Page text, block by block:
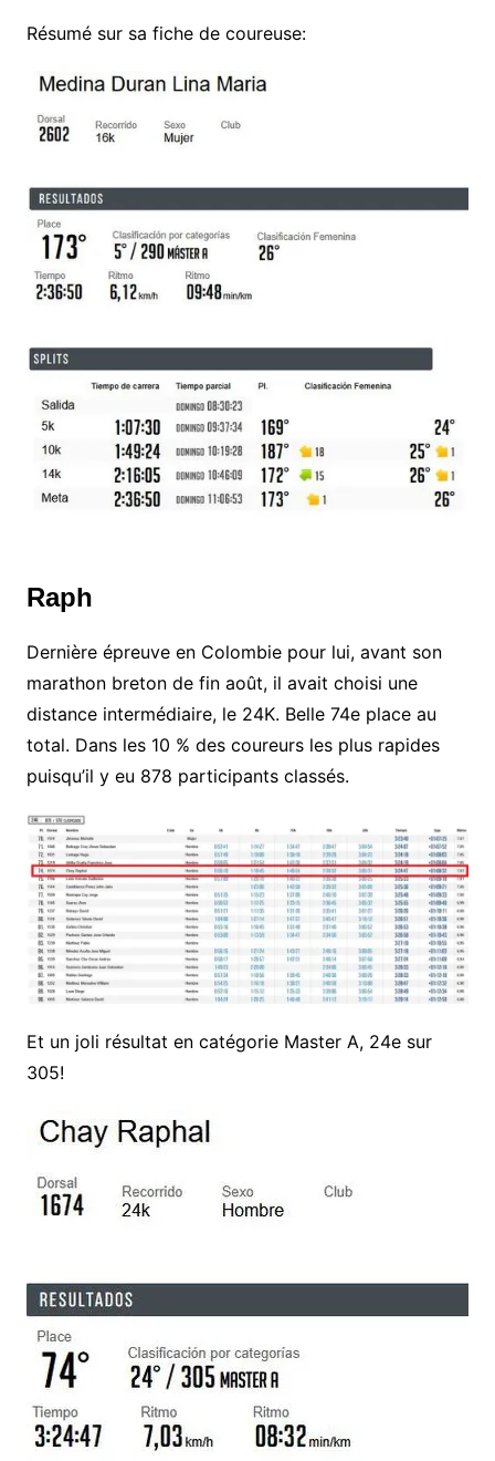
Résumé sur sa fiche de coureuse:
Raph
Dernière épreuve en Colombie pour lui, avant son
marathon breton de fin août, il avait choisi une
distance intermédiaire, le 24K. Belle 74e place au
total. Dans les 10 % des coureurs les plus rapides
puisqu’il y eu 878 participants classés.
Et un joli résultat en catégorie Master A, 24e sur
305!